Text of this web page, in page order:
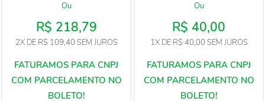
Ou
R$ 218,79
2XDE R$ 109,40 SEM JUROS
Ou
R$ 40,00
1XDE R$ 40,00 SEM JUROS